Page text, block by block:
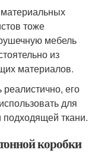
тоже
мебель
из
материалов.
его
для
ткани.
коробки